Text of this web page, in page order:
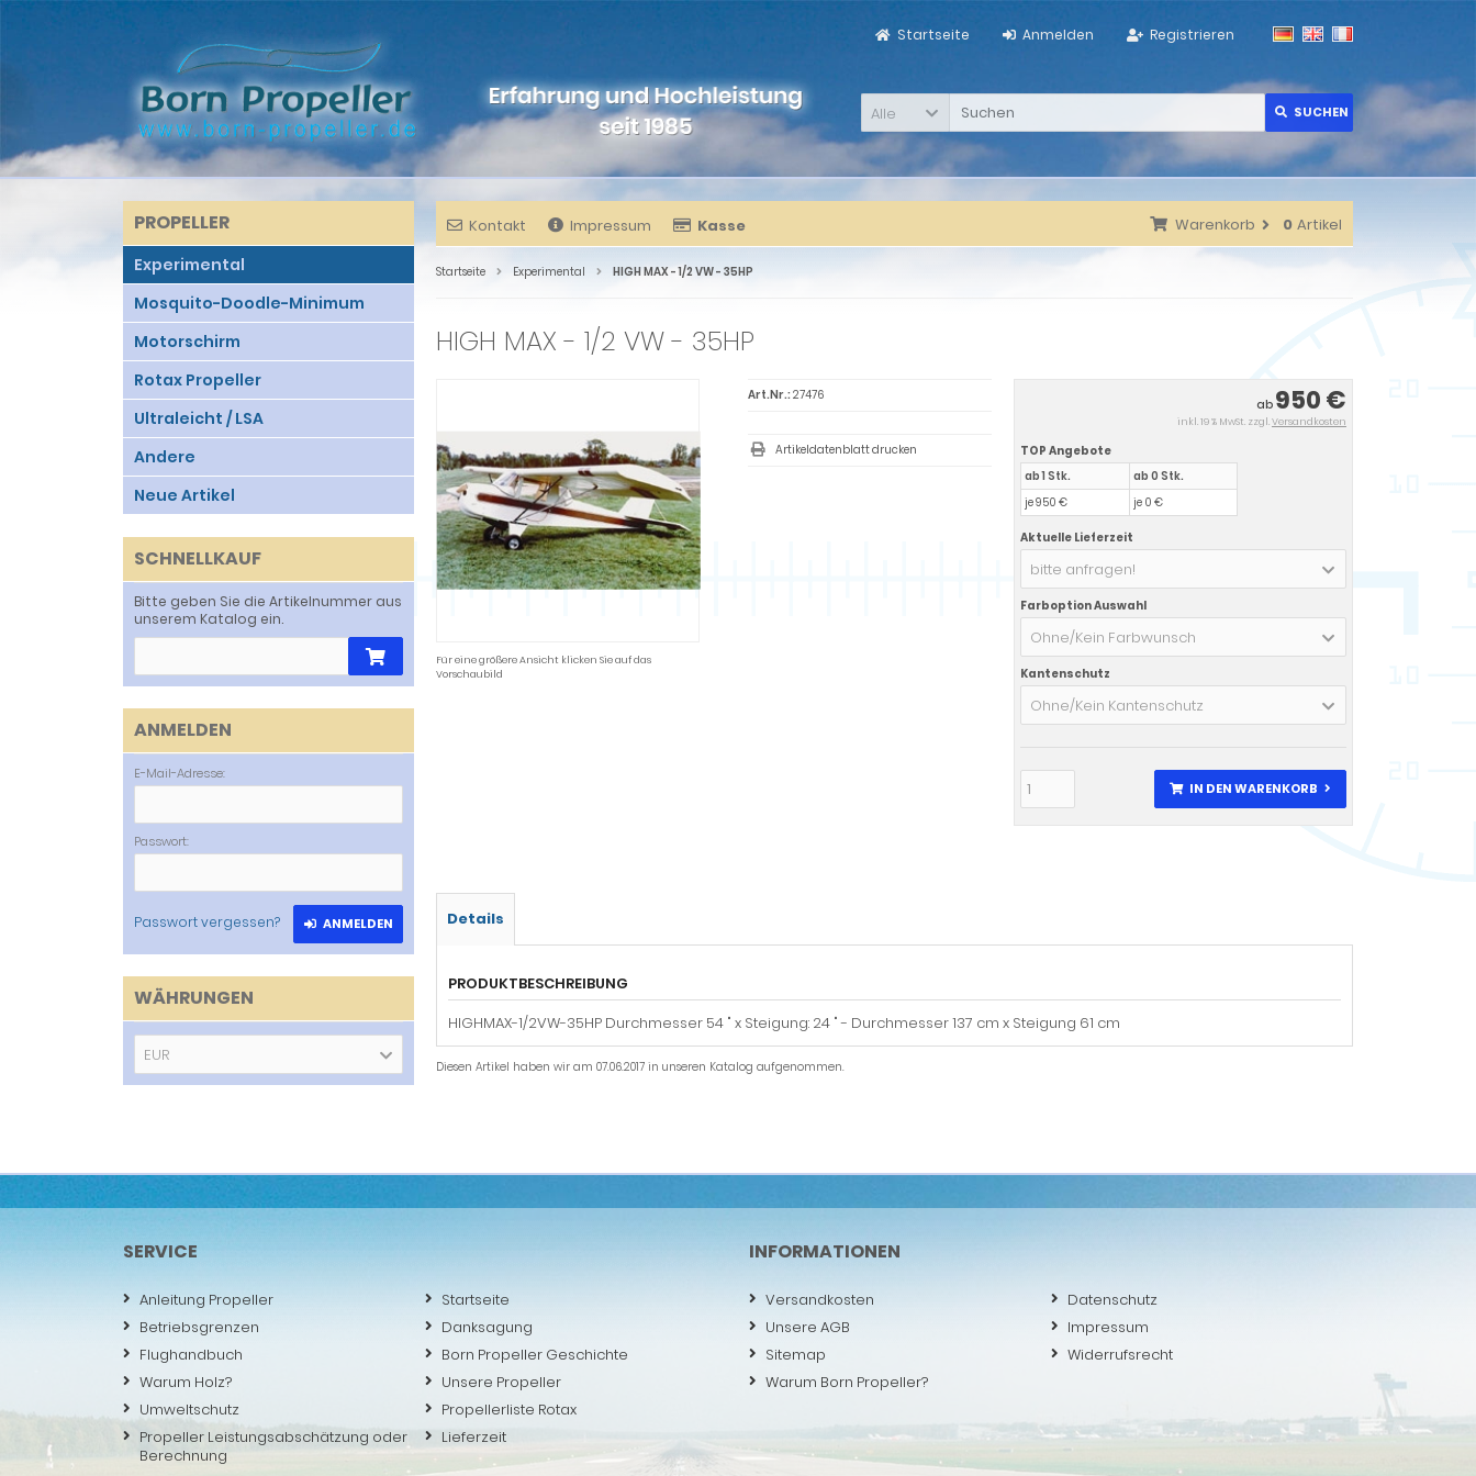
Registrieren
Anmelden
Startseite
Alle SUCHEN
Kontakt Impressum Kasse Warenkorb 0 Artikel
Startseite Experimental HIGH MAX - 1/2 VW - 35HP
HIGH MAX - 1/2 VW - 35HP
Für eine größere Ansicht klicken Sie auf das
Vorschaubild
ab 950 €
inkl. 19 % MwSt. zzgl.Versandkosten
TOP Angebote
ab 1 Stk.
je 950 €
ab 0 Stk.
je 0 €
Aktuelle Lieferzeit
bitte anfragen!
Farboption Auswahl
Ohne/Kein Farbwunsch
Kantenschutz
Ohne/Kein Kantenschutz
IN DEN WARENKORB
Art.Nr.: 27476
Artikeldatenblatt drucken
Details
PRODUKTBESCHREIBUNG
HIGHMAX-1/2VW-35HP Durchmesser 54 " x Steigung: 24 " - Durchmesser 137 cm x Steigung 61 cm
Diesen Artikel haben wir am 07.06.2017 in unseren Katalog aufgenommen.
PROPELLER
Experimental
Mosquito-Doodle-Minimum
Motorschirm
Rotax Propeller
Ultraleicht / LSA
Andere
Neue Artikel
SCHNELLKAUF
Bitte geben Sie die Artikelnummer aus
unserem Katalog ein.
ANMELDEN
E-Mail-Adresse:
Passwort:
Passwort vergessen? ANMELDEN
WÄHRUNGEN
EUR
SERVICE
Anleitung Propeller
Startseite
Betriebsgrenzen
Danksagung
Flughandbuch
Born Propeller Geschichte
Warum Holz?
Unsere Propeller
Umweltschutz
Propellerliste Rotax
Propeller Leistungsabschätzung oder
Berechnung
Lieferzeit
INFORMATIONEN
Versandkosten
Datenschutz
Unsere AGB
Impressum
Sitemap
Widerrufsrecht
Warum Born Propeller?